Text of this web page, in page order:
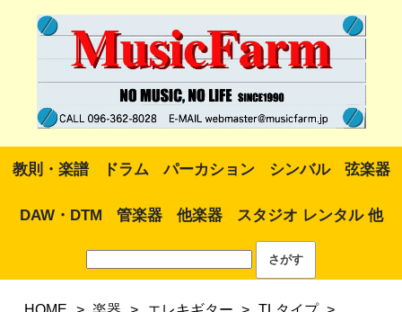
教則・楽譜 ドラム パーカション シンバル 弦楽器
DAW・DTM 管楽器 他楽器 スタジオ レンタル 他